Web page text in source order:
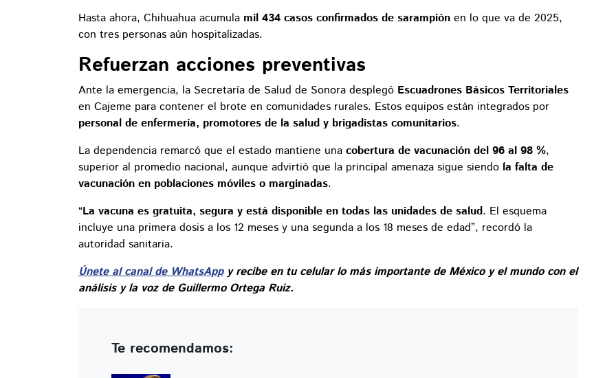
Hasta ahora, Chihuahua acumula mil 434 casos confirmados de sarampión en lo que va de 2025,
con tres personas aún hospitalizadas.
Refuerzan acciones preventivas
Ante la emergencia, la Secretaría de Salud de Sonora desplegó Escuadrones Básicos Territoriales
en Cajeme para contener el brote en comunidades rurales. Estos equipos están integrados por
personal de enfermería, promotores de la salud y brigadistas comunitarios.
La dependencia remarcó que el estado mantiene una cobertura de vacunación del 96 al 98 %,
superior al promedio nacional, aunque advirtió que la principal amenaza sigue siendo la falta de
vacunación en poblaciones móviles o marginadas.
“La vacuna es gratuita, segura y está disponible en todas las unidades de salud. El esquema
incluye una primera dosis a los 12 meses y una segunda a los 18 meses de edad”, recordó la
autoridad sanitaria.
Únete al canal de WhatsAppy recibe en tu celular lo más importante de México y el mundo con el
análisis y la voz de Guillermo Ortega Ruiz.
Te recomendamos: